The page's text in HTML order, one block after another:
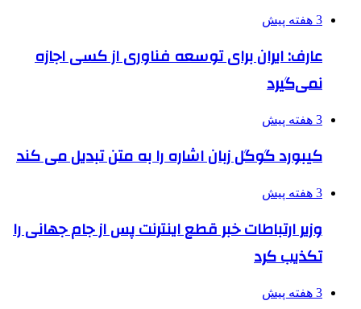
3 هفته پیش
عارف: ایران برای توسعه فناوری از کسی اجازه
نمی‌گیرد
3 هفته پیش
کیبورد گوگل زبان اشاره را به متن تبدیل می کند
3 هفته پیش
وزیر ارتباطات خبر قطع اینترنت پس از جام جهانی را
تکذیب کرد
3 هفته پیش